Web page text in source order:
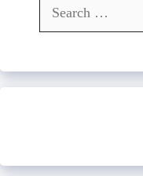
Search
for: